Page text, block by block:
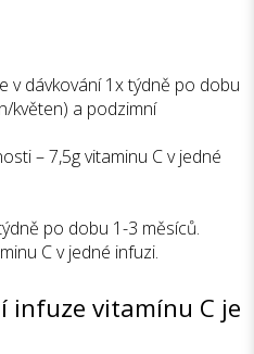
v dávkování 1x týdně po dobu
květen) a podzimní
– 7,5g vitaminu C v jedné
po dobu 1-3 měsíců.
C v jedné infuzi.
infuze vitamínu C je